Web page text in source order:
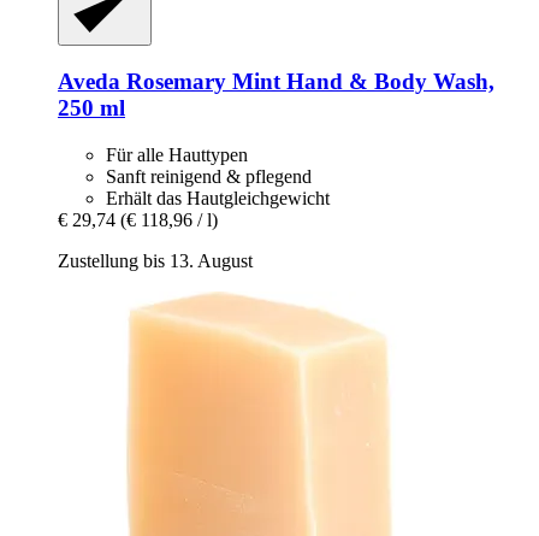
Aveda Rosemary Mint Hand & Body Wash,
250 ml
Für alle Hauttypen
Sanft reinigend & pflegend
Erhält das Hautgleichgewicht
€ 29,74 (€ 118,96 / l)
Zustellung bis 13. August